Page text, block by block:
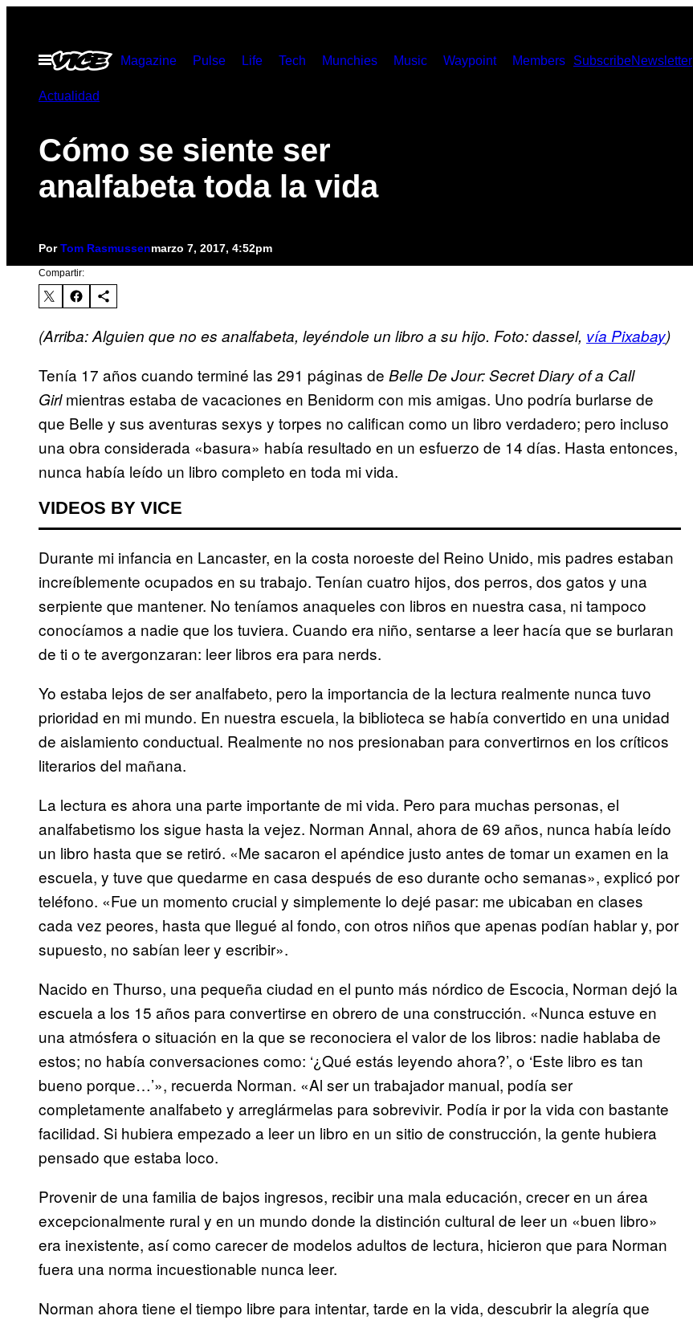
contenido
Abrir
Menú
Magazine Pulse Life Tech Munchies Music Waypoint Members SubscribeNewsletter
Actualidad
Cómo se siente ser
analfabeta toda la vida
PorTom Rasmussenmarzo 7, 2017, 4:52pm
Compartir:
(Arriba: Alguien que no es analfabeta, leyéndole un libro a su hijo. Foto: dassel, vía Pixabay)
Tenía 17 años cuando terminé las 291 páginas de Belle De Jour: Secret Diary of a Call
Girlmientras estaba de vacaciones en Benidorm con mis amigas. Uno podría burlarse de
que Belle y sus aventuras sexys y torpes no califican como un libro verdadero; pero incluso
una obra considerada «basura» había resultado en un esfuerzo de 14 días. Hasta entonces,
nunca había leído un libro completo en toda mi vida.
VIDEOS BY VICE
Durante mi infancia en Lancaster, en la costa noroeste del Reino Unido, mis padres estaban
increíblemente ocupados en su trabajo. Tenían cuatro hijos, dos perros, dos gatos y una
serpiente que mantener. No teníamos anaqueles con libros en nuestra casa, ni tampoco
conocíamos a nadie que los tuviera. Cuando era niño, sentarse a leer hacía que se burlaran
de ti o te avergonzaran: leer libros era para nerds.
Yo estaba lejos de ser analfabeto, pero la importancia de la lectura realmente nunca tuvo
prioridad en mi mundo. En nuestra escuela, la biblioteca se había convertido en una unidad
de aislamiento conductual. Realmente no nos presionaban para convertirnos en los críticos
literarios del mañana.
La lectura es ahora una parte importante de mi vida. Pero para muchas personas, el
analfabetismo los sigue hasta la vejez. Norman Annal, ahora de 69 años, nunca había leído
un libro hasta que se retiró. «Me sacaron el apéndice justo antes de tomar un examen en la
escuela, y tuve que quedarme en casa después de eso durante ocho semanas», explicó por
teléfono. «Fue un momento crucial y simplemente lo dejé pasar: me ubicaban en clases
cada vez peores, hasta que llegué al fondo, con otros niños que apenas podían hablar y, por
supuesto, no sabían leer y escribir».
Nacido en Thurso, una pequeña ciudad en el punto más nórdico de Escocia, Norman dejó la
escuela a los 15 años para convertirse en obrero de una construcción. «Nunca estuve en
una atmósfera o situación en la que se reconociera el valor de los libros: nadie hablaba de
estos; no había conversaciones como: ‘¿Qué estás leyendo ahora?’, o ‘Este libro es tan
bueno porque…’», recuerda Norman. «Al ser un trabajador manual, podía ser
completamente analfabeto y arreglármelas para sobrevivir. Podía ir por la vida con bastante
facilidad. Si hubiera empezado a leer un libro en un sitio de construcción, la gente hubiera
pensado que estaba loco.
Provenir de una familia de bajos ingresos, recibir una mala educación, crecer en un área
excepcionalmente rural y en un mundo donde la distinción cultural de leer un «buen libro»
era inexistente, así como carecer de modelos adultos de lectura, hicieron que para Norman
fuera una norma incuestionable nunca leer.
Norman ahora tiene el tiempo libre para intentar, tarde en la vida, descubrir la alegría que